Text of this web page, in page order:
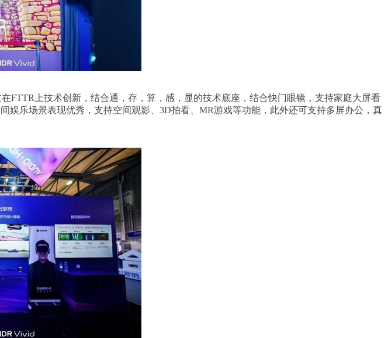
FTTR上技术创新，结合通，存，算，感，显的技术底座，结合快门眼镜，支持家庭大屏看
乐场景表现优秀，支持空间观影、3D拍看、MR游戏等功能，此外还可支持多屏办公，真